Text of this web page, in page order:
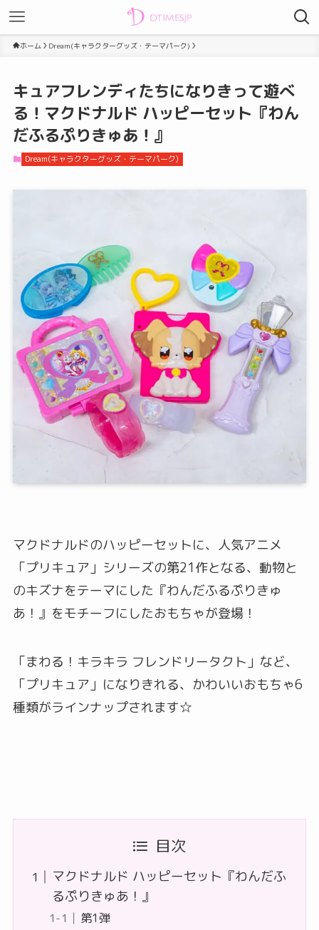
ホーム Dream(キャラクターグッズ・テーマパーク)
キュアフレンディたちになりきって遊べ
る！マクドナルド ハッピーセット『わん
だふるぷりきゅあ！』
Dream(キャラクターグッズ・テーマパーク)
マクドナルドのハッピーセットに、人気アニメ
「プリキュア」シリーズの第21作となる、動物と
のキズナをテーマにした『わんだふるぷりきゅ
あ！』をモチーフにしたおもちゃが登場！
「まわる！キラキラ フレンドリータクト」など、
「プリキュア」になりきれる、かわいいおもちゃ6
種類がラインナップされます☆
目次
マクドナルド ハッピーセット『わんだふ
るぷりきゅあ！』
第1弾